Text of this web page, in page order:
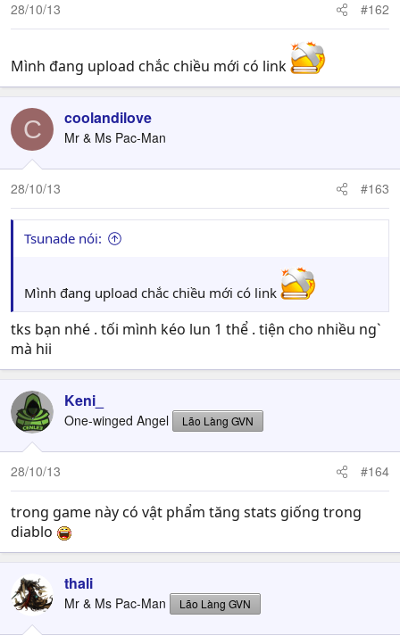
28/10/13 #162
Mình đang upload chắc chiều mới có link
C coolandilove
Mr & Ms Pac-Man
28/10/13 #163
Tsunade nói:
Mình đang upload chắc chiều mới có link
tks bạn nhé . tối mình kéo lun 1 thể . tiện cho nhiều ng`
mà hii
Keni_
One-winged Angel Lão Làng GVN
28/10/13 #164
trong game này có vật phẩm tăng stats giống trong
diablo
thali
Mr & Ms Pac-Man Lão Làng GVN